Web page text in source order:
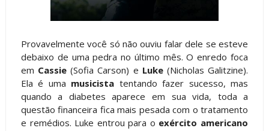
Provavelmente você só não ouviu falar dele se esteve
debaixo de uma pedra no último mês. O enredo foca
em Cassie (Sofia Carson) e Luke(Nicholas Galitzine).
Ela é uma musicista tentando fazer sucesso, mas
quando a diabetes aparece em sua vida, toda a
questão financeira fica mais pesada com o tratamento
e remédios. Luke entrou para o exército americano